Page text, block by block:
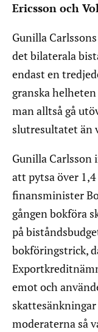
Ericsson och
Gunilla
det bilaterala
endast en
granska
man alltså gå
slutresultatet än
Gunilla
att pytsa över
finansminister
gången bokföra
på
bokföringstrick,
emot och
moderaterna så